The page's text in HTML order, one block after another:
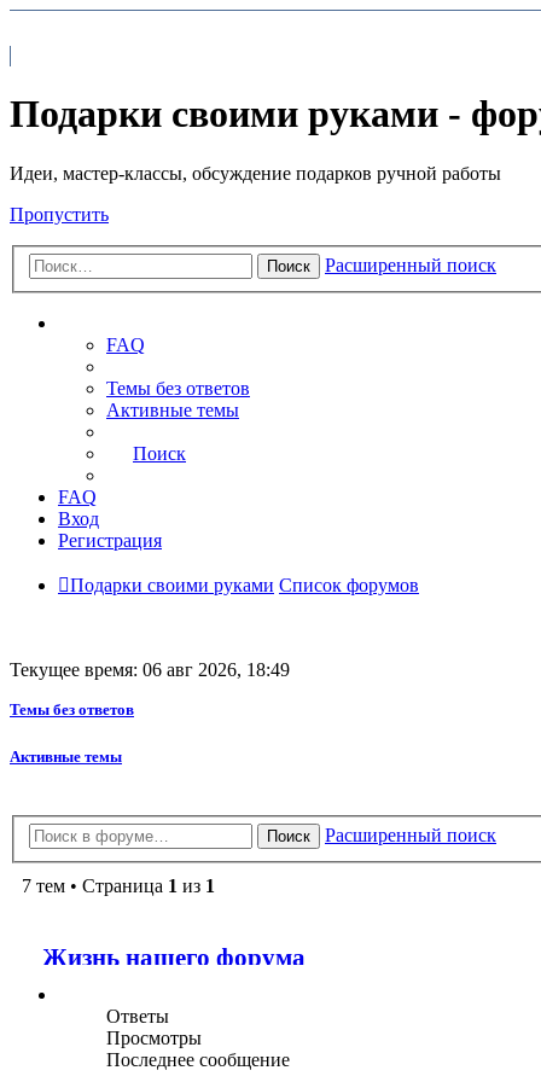
Подарки своими руками -
Идеи, мастер-классы, обсуждение подарков ручной работы
Пропустить
Поиск Расширенный поиск
FAQ
Темы без ответов
Активные темы
Поиск
FAQ
Вход
Регистрация
Подарки своими руками Список форумов
Текущее время: 06 авг 2026, 18:49
Темы без ответов
Активные темы
Поиск Расширенный поиск
7 тем • Страница 1 из 1
Жизнь нашего форума
Ответы
Просмотры
Последнее сообщение